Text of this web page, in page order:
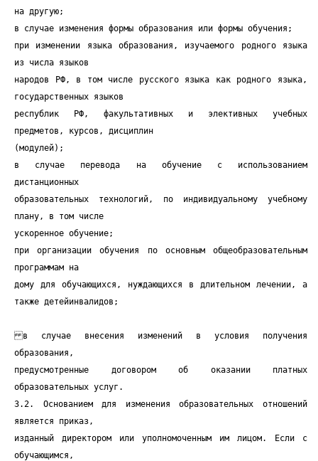
на другую;
в случае изменения формы образования или формы обучения;
при изменении языка образования, изучаемого родного языка
из числа языков
народов РФ, в том числе русского языка как родного языка,
государственных языков
республик РФ, факультативных и элективных учебных
предметов, курсов, дисциплин
(модулей);
в случае перевода на обучение с использованием
дистанционных
образовательных технологий, по индивидуальному учебному
плану, в том числе
ускоренное обучение;
при организации обучения по основным общеобразовательным
программам на
дому для обучающихся, нуждающихся в длительном лечении, а
также детейинвалидов;
в случае внесения изменений в условия получения
образования,
предусмотренные договором об оказании платных
образовательных услуг.
3.2. Основанием для изменения образовательных отношений
является приказ,
изданный директором или уполномоченным им лицом. Если с
обучающимся,